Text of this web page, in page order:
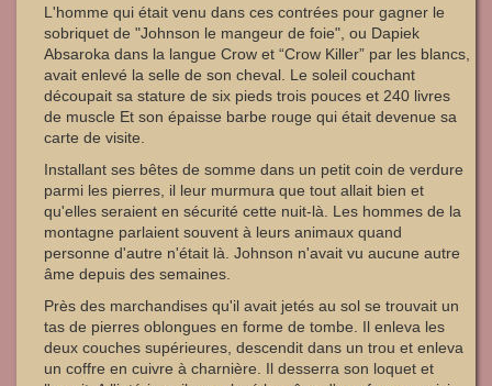
L'homme qui était venu dans ces contrées pour gagner le
sobriquet de "Johnson le mangeur de foie", ou Dapiek
Absaroka dans la langue Crow et “Crow Killer” par les blancs,
avait enlevé la selle de son cheval. Le soleil couchant
découpait sa stature de six pieds trois pouces et 240 livres
de muscle Et son épaisse barbe rouge qui était devenue sa
carte de visite.
Installant ses bêtes de somme dans un petit coin de verdure
parmi les pierres, il leur murmura que tout allait bien et
qu'elles seraient en sécurité cette nuit-là. Les hommes de la
montagne parlaient souvent à leurs animaux quand
personne d'autre n'était là. Johnson n'avait vu aucune autre
âme depuis des semaines.
Près des marchandises qu'il avait jetés au sol se trouvait un
tas de pierres oblongues en forme de tombe. Il enleva les
deux couches supérieures, descendit dans un trou et enleva
un coffre en cuivre à charnière. Il desserra son loquet et